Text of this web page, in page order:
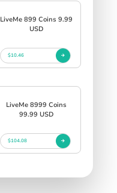
LiveMe 899 Coins 9.99
USD
$10.46
LiveMe 8999 Coins
99.99 USD
$104.08